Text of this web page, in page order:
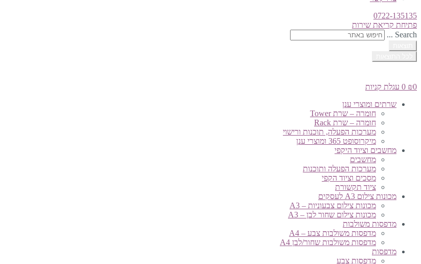
0722-135135
פתיחת קריאת שירות
Search ...
₪0
0 עגלת קניות
שרתים ומוצרי ענן
חומרה – שרת Tower
חומרה – שרת Rack
מערכות הפעלה, תוכנות ורישוי
מיקרוסופט 365 ומוצרי ענן
מחשבים וציוד היקפי
מחשבים
מערכות הפעלה ותוכנות
מסכים וציוד הקפי
ציוד תקשורת
מכונות צילום A3 לעסקים
מכונות צילום צבעוניות – A3
מכונות צילום שחור לבן – A3
מדפסות משולבות
מדפסות משולבות צבע – A4
מדפסות משולבות שחור/לבן A4
מדפסות
מדפסות צבע